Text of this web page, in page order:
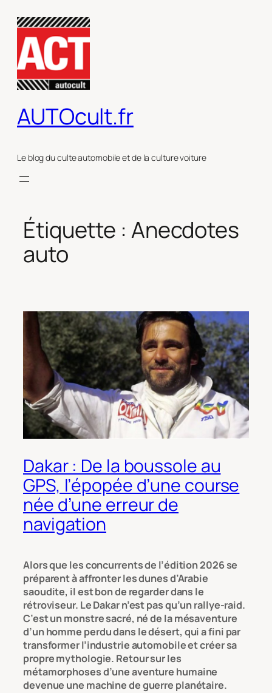
contenu
AUTOcult.fr
Le blog du culte automobile et de la culture voiture
Étiquette : Anecdotes
auto
Dakar : De la boussole au
GPS, l’épopée d’une course
née d’une erreur de
navigation
Alors que les concurrents de l’édition 2026 se
préparent à affronter les dunes d’Arabie
saoudite, il est bon de regarder dans le
rétroviseur. Le Dakar n’est pas qu’un rallye-raid.
C’est un monstre sacré, né de la mésaventure
d’un homme perdu dans le désert, qui a fini par
transformer l’industrie automobile et créer sa
propre mythologie. Retour sur les
métamorphoses d’une aventure humaine
devenue une machine de guerre planétaire.